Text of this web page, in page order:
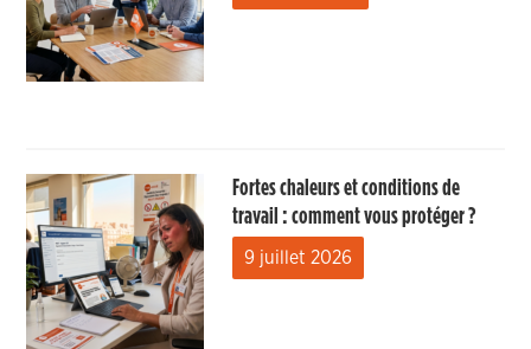
Fortes chaleurs et conditions de
travail : comment vous protéger ?
9 juillet 2026